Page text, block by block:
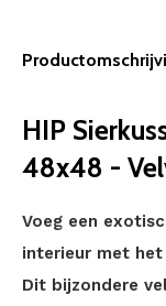
HIP
48x48 -
Voeg een
interieur met het
Dit bijzondere